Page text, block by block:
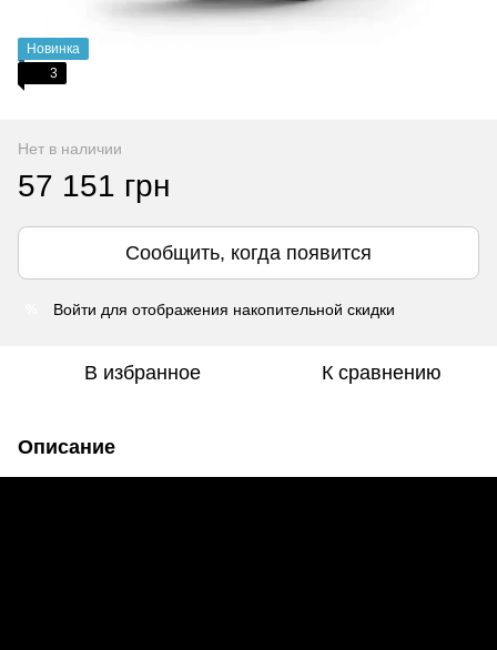
Новинка
3
Нет в наличии
57 151 грн
Сообщить, когда появится
Войти для отображения накопительной скидки
В избранное К сравнению
Описание